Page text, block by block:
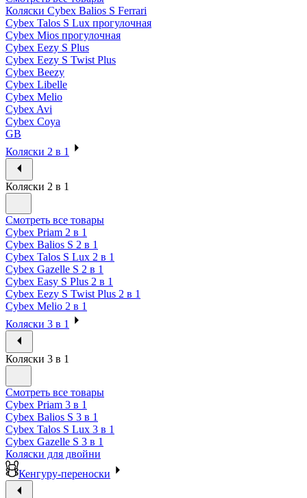
Коляски Cybex Balios S Ferrari
Cybex Talos S Lux прогулочная
Cybex Mios прогулочная
Cybex Eezy S Plus
Cybex Eezy S Twist Plus
Cybex Beezy
Cybex Libelle
Cybex Melio
Cybex Avi
Cybex Coya
GB
Коляски 2 в 1
Коляски 2 в 1
Смотреть все товары
Cybex Priam 2 в 1
Cybex Balios S 2 в 1
Cybex Talos S Lux 2 в 1
Cybex Gazelle S 2 в 1
Cybex Easy S Plus 2 в 1
Cybex Eezy S Twist Plus 2 в 1
Cybex Melio 2 в 1
Коляски 3 в 1
Коляски 3 в 1
Смотреть все товары
Cybex Priam 3 в 1
Cybex Balios S 3 в 1
Cybex Talos S Lux 3 в 1
Cybex Gazelle S 3 в 1
Коляски для двойни
Кенгуру-переноски